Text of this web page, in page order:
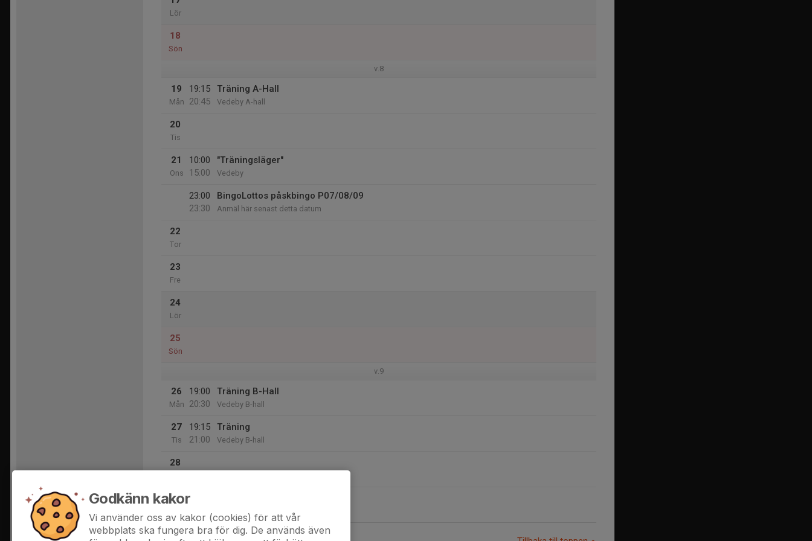
Lör
18
Sön
v.8
19
Mån
19:15
20:45
Träning A-Hall
Vedeby A-hall
20
Tis
21
Ons
10:00
15:00
"Träningsläger"
Vedeby
23:00
23:30
BingoLottos påskbingo P07/08/09
Anmäl här senast detta datum
22
Tor
23
Fre
24
Lör
25
Sön
v.9
26
Mån
19:00
20:30
Träning B-Hall
Vedeby B-hall
27
Tis
19:15
21:00
Träning
Vedeby B-hall
28
29
16:30
Vedeby A-hall
Godkänn kakor
Vi använder oss av kakor (cookies) för att vår
webbplats ska fungera bra för dig. De används även